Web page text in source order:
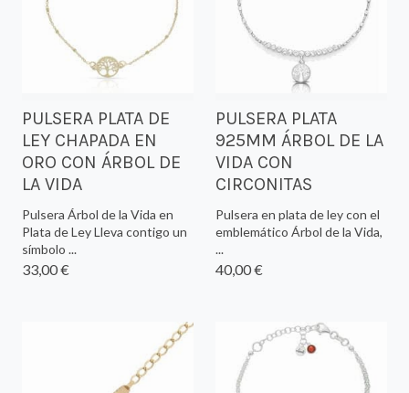
PULSERA PLATA DE
LEY CHAPADA EN
ORO CON ÁRBOL DE
LA VIDA
Pulsera Árbol de la Vida en
Plata de Ley Lleva contigo un
símbolo ...
33,00 €
PULSERA PLATA
925MM ÁRBOL DE LA
VIDA CON
CIRCONITAS
Pulsera en plata de ley con el
emblemático Árbol de la Vida,
...
40,00 €